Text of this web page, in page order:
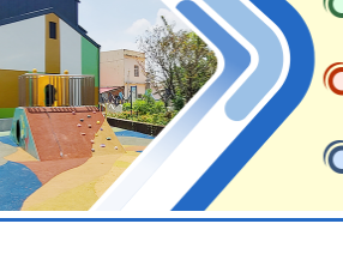
學年度第1次